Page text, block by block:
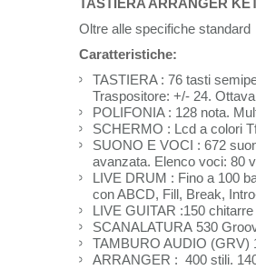
TASTIERA ARRANGER
Oltre alle specifiche
Caratteristiche:
TASTIERA : 76 tasti
Traspositore: +/- 24.
POLIFONIA : 128 nota.
SCHERMO : Lcd a colori
SUONO E VOCI : 672
avanzata. Elenco voci: 80
LIVE DRUM : Fino a 100
con ABCD, Fill, Break,
LIVE GUITAR :150
SCANALATURA 530
TAMBURO AUDIO (GRV)
ARRANGER : 400 stili.